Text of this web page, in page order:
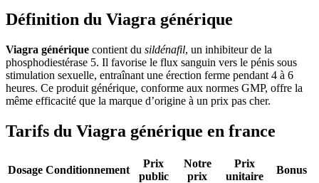
Définition du Viagra générique
Viagra générique contient du sildénafil, un inhibiteur de la
phosphodiestérase 5. Il favorise le flux sanguin vers le pénis sous
stimulation sexuelle, entraînant une érection ferme pendant 4 à 6
heures. Ce produit générique, conforme aux normes GMP, offre la
même efficacité que la marque d’origine à un prix pas cher.
Tarifs du Viagra générique en france
Dosage Conditionnement
Prix
public
Notre
prix
Prix
unitaire
Bonus